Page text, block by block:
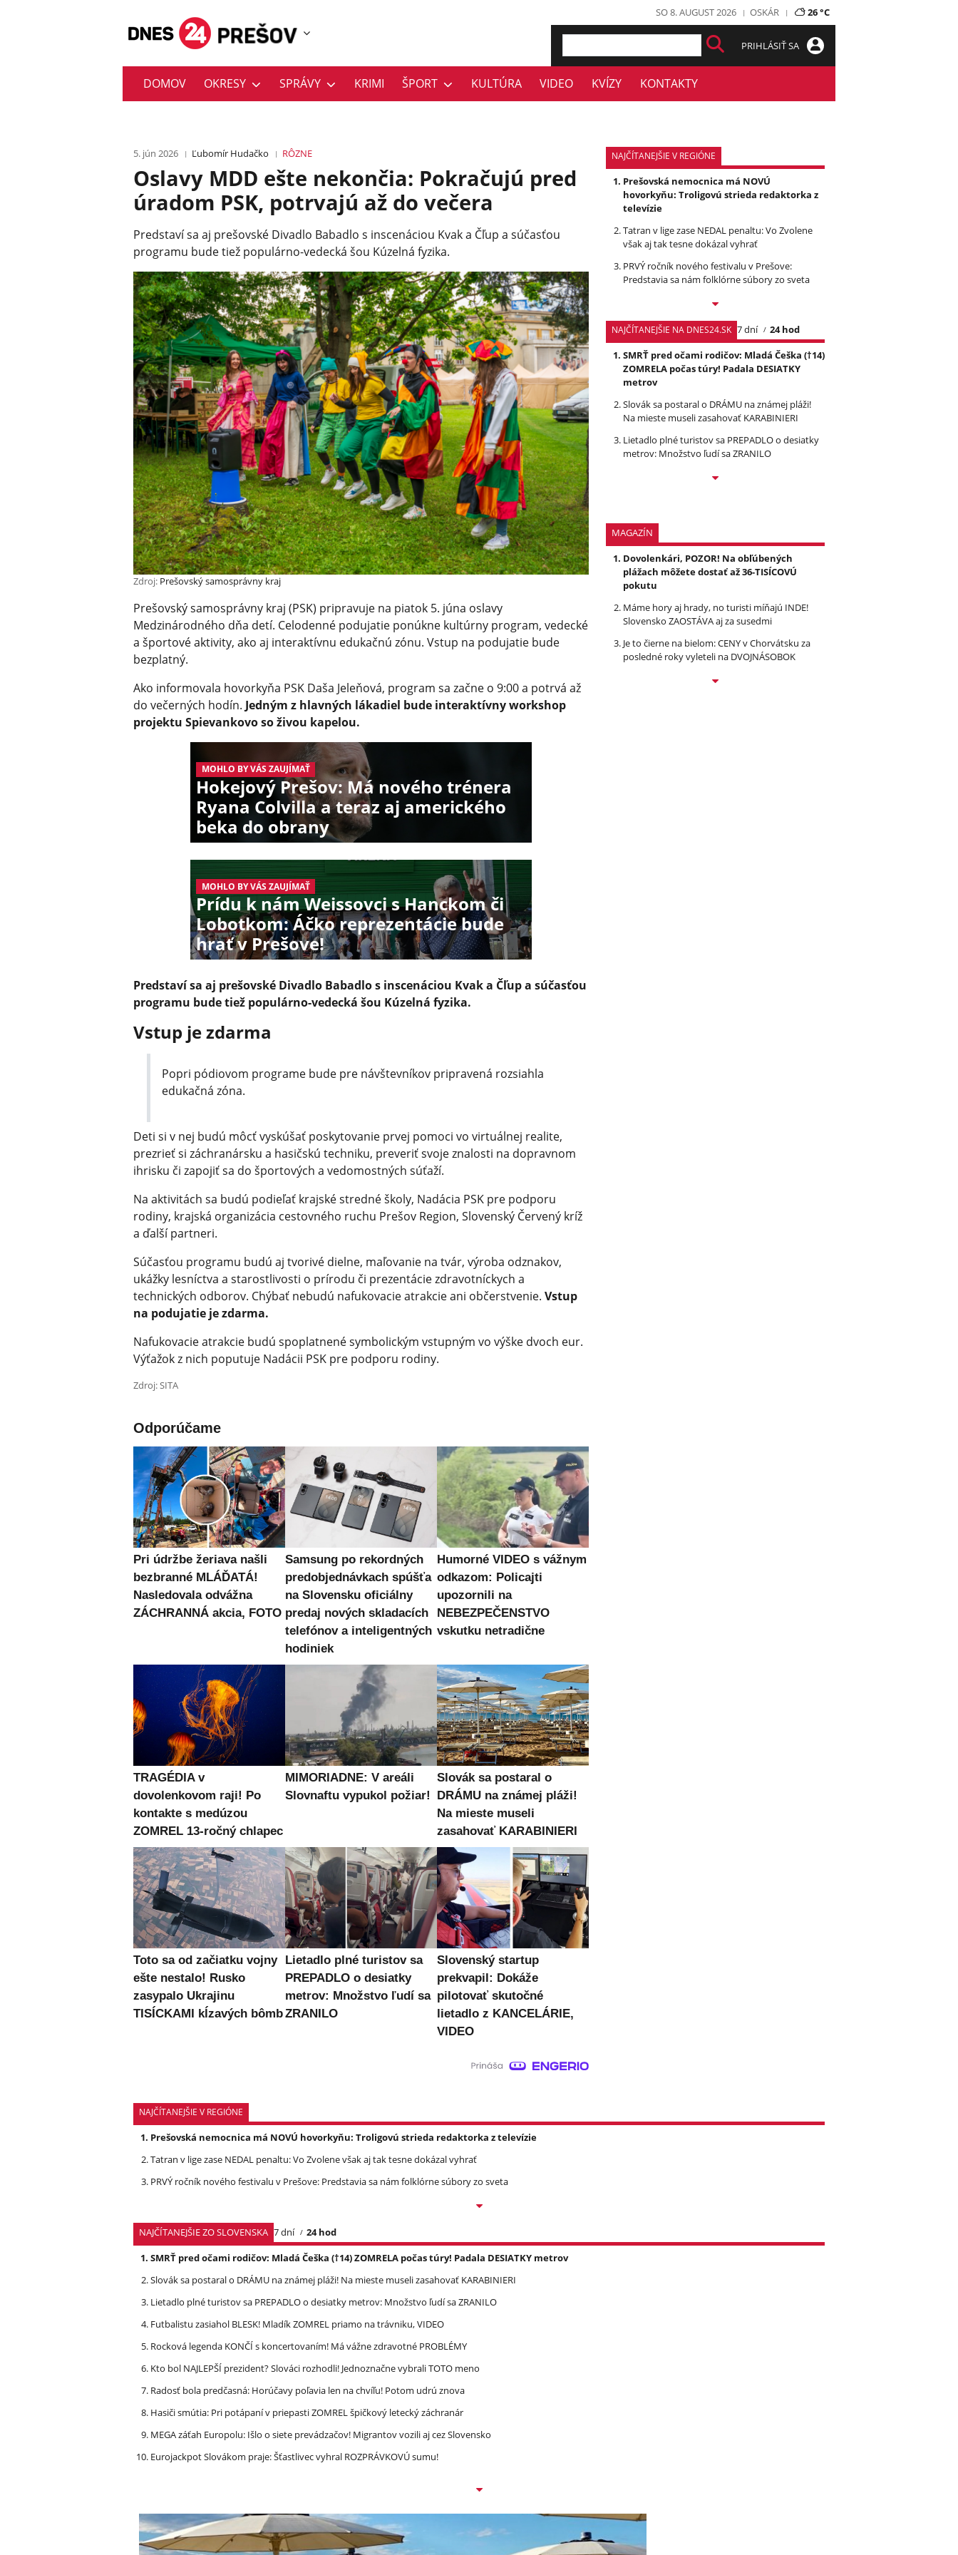
SO 8. AUGUST 2026 OSKÁR 26 °C
PRIHLÁSIŤ SA
DOMOV OKRESY SPRÁVY KRIMI ŠPORT KULTÚRA VIDEO KVÍZY KONTAKTY
5. jún 2026 Ľubomír Hudačko RÔZNE
Oslavy MDD ešte nekončia: Pokračujú pred
úradom PSK, potrvajú až do večera
Predstaví sa aj prešovské Divadlo Babadlo s inscenáciou Kvak a Čľup a súčasťou
programu bude tiež populárno-vedecká šou Kúzelná fyzika.
Zdroj: Prešovský samosprávny kraj
Prešovský samosprávny kraj (PSK) pripravuje na piatok 5. júna oslavy
Medzinárodného dňa detí. Celodenné podujatie ponúkne kultúrny program, vedecké
a športové aktivity, ako aj interaktívnu edukačnú zónu. Vstup na podujatie bude
bezplatný.
Ako informovala hovorkyňa PSK Daša Jeleňová, program sa začne o 9:00 a potrvá až
do večerných hodín. Jedným z hlavných lákadiel bude interaktívny workshop
projektu Spievankovo so živou kapelou.
MOHLO BY VÁS ZAUJÍMAŤ
Hokejový Prešov: Má nového trénera
Ryana Colvilla a teraz aj amerického
beka do obrany
MOHLO BY VÁS ZAUJÍMAŤ
Prídu k nám Weissovci s Hanckom či
Lobotkom: Áčko reprezentácie bude
hrať v Prešove!
Predstaví sa aj prešovské Divadlo Babadlo s inscenáciou Kvak a Čľup a súčasťou
programu bude tiež populárno-vedecká šou Kúzelná fyzika.
Vstup je zdarma
Popri pódiovom programe bude pre návštevníkov pripravená rozsiahla
edukačná zóna.
Deti si v nej budú môcť vyskúšať poskytovanie prvej pomoci vo virtuálnej realite,
prezrieť si záchranársku a hasičskú techniku, preveriť svoje znalosti na dopravnom
ihrisku či zapojiť sa do športových a vedomostných súťaží.
Na aktivitách sa budú podieľať krajské stredné školy, Nadácia PSK pre podporu
rodiny, krajská organizácia cestovného ruchu Prešov Region, Slovenský Červený kríž
a ďalší partneri.
Súčasťou programu budú aj tvorivé dielne, maľovanie na tvár, výroba odznakov,
ukážky lesníctva a starostlivosti o prírodu či prezentácie zdravotníckych a
technických odborov. Chýbať nebudú nafukovacie atrakcie ani občerstvenie. Vstup
na podujatie je zdarma.
Nafukovacie atrakcie budú spoplatnené symbolickým vstupným vo výške dvoch eur.
Výťažok z nich poputuje Nadácii PSK pre podporu rodiny.
Zdroj: SITA
Odporúčame
Pri údržbe žeriava našli
bezbranné MLÁĎATÁ!
Nasledovala odvážna
ZÁCHRANNÁ akcia, FOTO
Samsung po rekordných
predobjednávkach spúšťa
na Slovensku oficiálny
predaj nových skladacích
telefónov a inteligentných
hodiniek
Humorné VIDEO s vážnym
odkazom: Policajti
upozornili na
NEBEZPEČENSTVO
vskutku netradične
TRAGÉDIA v
dovolenkovom raji! Po
kontakte s medúzou
ZOMREL 13-ročný chlapec
MIMORIADNE: V areáli
Slovnaftu vypukol požiar!
Slovák sa postaral o
DRÁMU na známej pláži!
Na mieste museli
zasahovať KARABINIERI
Toto sa od začiatku vojny
ešte nestalo! Rusko
zasypalo Ukrajinu
TISÍCKAMI kĺzavých bômb
Lietadlo plné turistov sa
PREPADLO o desiatky
metrov: Množstvo ľudí sa
ZRANILO
Slovenský startup
prekvapil: Dokáže
pilotovať skutočné
lietadlo z KANCELÁRIE,
VIDEO
NAJČÍTANEJŠIE V REGIÓNE
Prešovská nemocnica má NOVÚ
hovorkyňu: Troligovú strieda redaktorka z
televízie
Tatran v lige zase NEDAL penaltu: Vo Zvolene
však aj tak tesne dokázal vyhrať
PRVÝ ročník nového festivalu v Prešove:
Predstavia sa nám folklórne súbory zo sveta
NAJČÍTANEJŠIE NA DNES24.SK 7 dní
24 hod
SMRŤ pred očami rodičov: Mladá Češka (†14)
ZOMRELA počas túry! Padala DESIATKY
metrov
Slovák sa postaral o DRÁMU na známej pláži!
Na mieste museli zasahovať KARABINIERI
Lietadlo plné turistov sa PREPADLO o desiatky
metrov: Množstvo ľudí sa ZRANILO
MAGAZÍN
Dovolenkári, POZOR! Na obľúbených
plážach môžete dostať až 36-TISÍCOVÚ
pokutu
Máme hory aj hrady, no turisti míňajú INDE!
Slovensko ZAOSTÁVA aj za susedmi
Je to čierne na bielom: CENY v Chorvátsku za
posledné roky vyleteli na DVOJNÁSOBOK
NAJČÍTANEJŠIE V REGIÓNE
Prešovská nemocnica má NOVÚ hovorkyňu: Troligovú strieda redaktorka z televízie
Tatran v lige zase NEDAL penaltu: Vo Zvolene však aj tak tesne dokázal vyhrať
PRVÝ ročník nového festivalu v Prešove: Predstavia sa nám folklórne súbory zo sveta
NAJČÍTANEJŠIE ZO SLOVENSKA 7 dní
24 hod
SMRŤ pred očami rodičov: Mladá Češka (†14) ZOMRELA počas túry! Padala DESIATKY metrov
Slovák sa postaral o DRÁMU na známej pláži! Na mieste museli zasahovať KARABINIERI
Lietadlo plné turistov sa PREPADLO o desiatky metrov: Množstvo ľudí sa ZRANILO
Futbalistu zasiahol BLESK! Mladík ZOMREL priamo na trávniku, VIDEO
Rocková legenda KONČÍ s koncertovaním! Má vážne zdravotné PROBLÉMY
Kto bol NAJLEPŠÍ prezident? Slováci rozhodli! Jednoznačne vybrali TOTO meno
Radosť bola predčasná: Horúčavy poľavia len na chvíľu! Potom udrú znova
Hasiči smútia: Pri potápaní v priepasti ZOMREL špičkový letecký záchranár
MEGA záťah Europolu: Išlo o siete prevádzačov! Migrantov vozili aj cez Slovensko
Eurojackpot Slovákom praje: Šťastlivec vyhral ROZPRÁVKOVÚ sumu!